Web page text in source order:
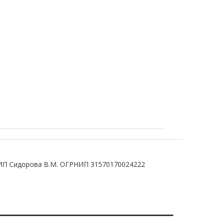
Сидорова В.М. ОГРНИП 31570170024222